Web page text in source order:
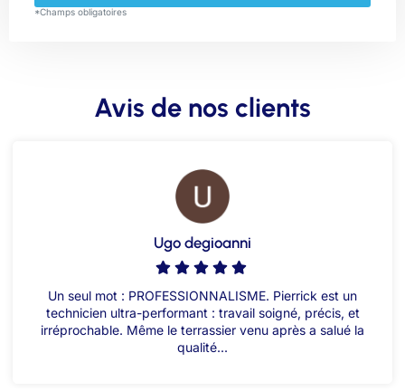
*Champs obligatoires
Avis de nos clients
Ugo degioanni
Un seul mot : PROFESSIONNALISME. Pierrick est un
technicien ultra-performant : travail soigné, précis, et
irréprochable. Même le terrassier venu après a salué la
qualité...